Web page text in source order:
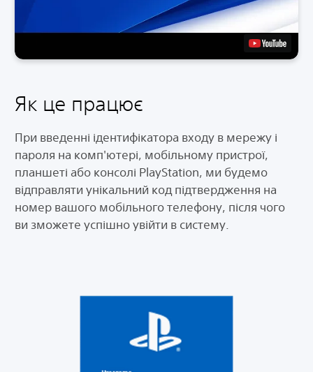
Як це працює
При введенні ідентифікатора входу в мережу і
пароля на комп'ютері, мобільному пристрої,
планшеті або консолі PlayStation, ми будемо
відправляти унікальний код підтвердження на
номер вашого мобільного телефону, після чого
ви зможете успішно увійти в систему.